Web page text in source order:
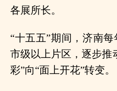
各展所长。
“十五五”期间，济南
市级以上片区，逐步推
彩”向“面上开花”转变。